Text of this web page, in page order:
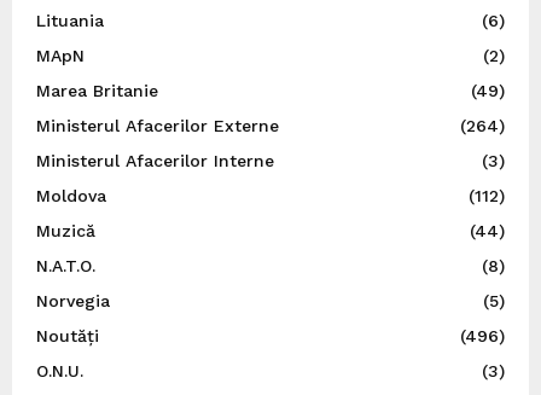
Lituania
(6)
MApN
(2)
Marea Britanie
(49)
Ministerul Afacerilor Externe
(264)
Ministerul Afacerilor Interne
(3)
Moldova
(112)
Muzică
(44)
N.A.T.O.
(8)
Norvegia
(5)
Noutăți
(496)
O.N.U.
(3)